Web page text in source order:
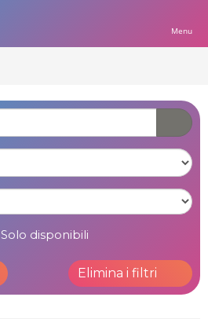
Menu
Solo disponibili
Elimina i filtri